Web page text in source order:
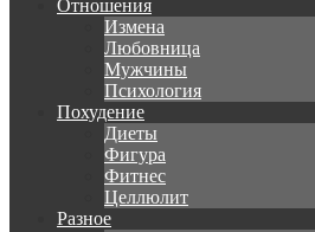
Отношения
Измена
Любовница
Мужчины
Психология
Похудение
Диеты
Фигура
Фитнес
Целлюлит
Разное